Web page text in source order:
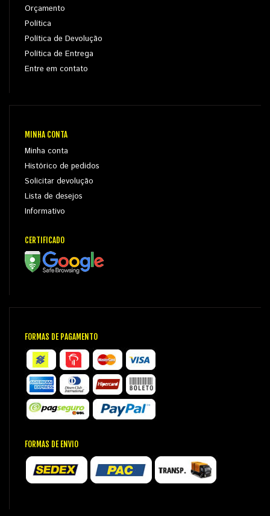
Orçamento
Política
Política de Devolução
Política de Entrega
Entre em contato
MINHA CONTA
Minha conta
Histórico de pedidos
Solicitar devolução
Lista de desejos
Informativo
CERTIFICADO
FORMAS DE PAGAMENTO
FORMAS DE ENVIO